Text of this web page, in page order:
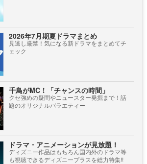
2026年7月期夏ドラマまとめ
見逃し厳禁！気になる新ドラマをまとめてチ
ェック
千鳥がMC！「チャンスの時間」
クセ強めの疑問やニュースター発掘まで！話
題のオリジナルバラエティー
ドラマ・アニメーションが見放題！
ディズニー作品はもちろん国内外のドラマ等
も視聴できるディズニープラスを総力特集!!